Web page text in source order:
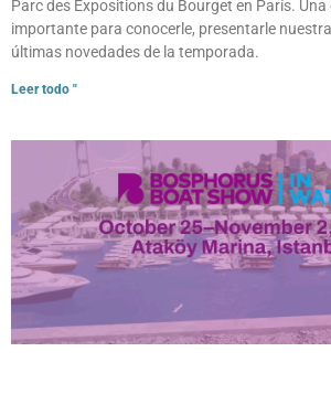
Parc des Expositions du Bourget en París.
importante para conocerle, presentarle
últimas novedades de la temporada.
Leer todo "